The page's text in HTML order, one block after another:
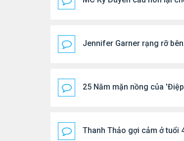
Jennifer Garner rạng rỡ bên
25 Năm mặn nồng của 'Điệp
Thanh Thảo gợi cảm ở tuổi